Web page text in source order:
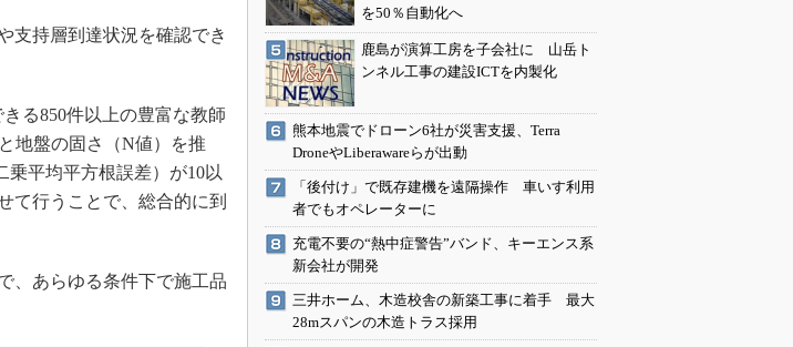
支持層到達状況を確認でき
る850件以上の豊富な教師
地盤の固さ（N値）を推
乗平均平方根誤差）が10以
て行うことで、総合的に到
、あらゆる条件下で施工品
を50％自動化へ
鹿島が演算工房を子会社に 山岳ト
ンネル工事の建設ICTを内製化
熊本地震でドローン6社が災害支援、Terra
DroneやLiberawareらが出動
「後付け」で既存建機を遠隔操作 車いす利用
者でもオペレーターに
充電不要の“熱中症警告”バンド、キーエンス系
新会社が開発
三井ホーム、木造校舎の新築工事に着手 最大
28mスパンの木造トラス採用